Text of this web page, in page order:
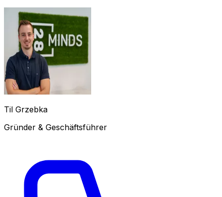
Til Grzebka
Gründer & Geschäftsführer